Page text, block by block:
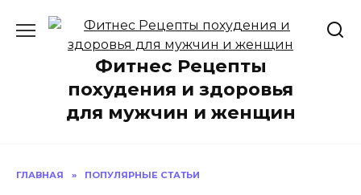
содержанию
Фитнес Рецепты
похудения и здоровья
для мужчин и женщин
ГЛАВНАЯ » ПОПУЛЯРНЫЕ СТАТЬИ